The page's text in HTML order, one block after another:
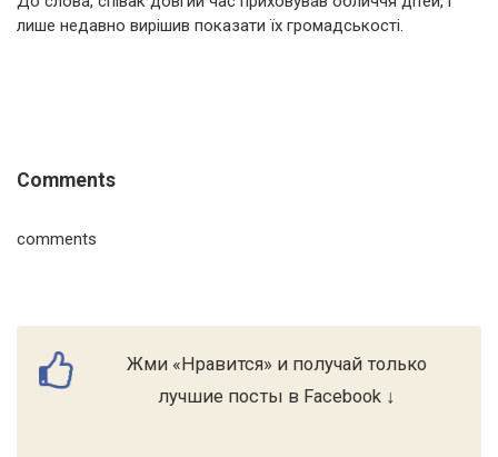
лише недавно вирішив показати їх громадськості.
Comments
comments
Жми «Нравится» и получай только
лучшие посты в Facebook ↓